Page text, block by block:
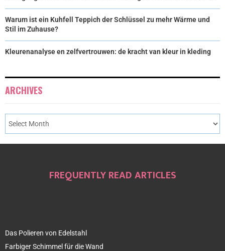
Warum ist ein Kuhfell Teppich der Schlüssel zu mehr Wärme und
Stil im Zuhause?
Kleurenanalyse en zelfvertrouwen: de kracht van kleur in kleding
ARCHIVES
FREQUENTLY READ ARTICLES
Das Polieren von Edelstahl
Farbiger Schimmel für die Wand